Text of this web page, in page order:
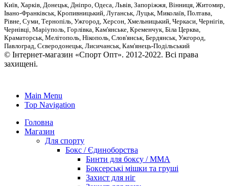
Київ, Харків, Донецьк, Дніпро, Одеса, Львів, Запоріжжя, Вінниця, Житомир,
Івано-Франківськ, Кропивницький, Луганськ, Луцьк, Миколаїв, Полтава,
Рівне, Суми, Тернопіль, Ужгород, Херсон, Хмельницький, Черкаси, Чернігів,
Чернівці, Маріуполь, Горлівка, Кам'янське, Кременчук, Біла Церква,
Краматорськ, Мелітополь, Нікополь, Слов'янськ, Бердянськ, Ужгород,
Павлоград, Сєверодонецьк, Лисичанськ, Кам'янець-Подільський
© Інтернет-магазин «Спорт Опт». 2012-2022. Всі права
захищені.
Main Menu
Top Navigation
Головна
Магазин
Для спорту
Бокс / Єдиноборства
Бинти для боксу / ММА
Боксерські мішки та груші
Захист для ніг